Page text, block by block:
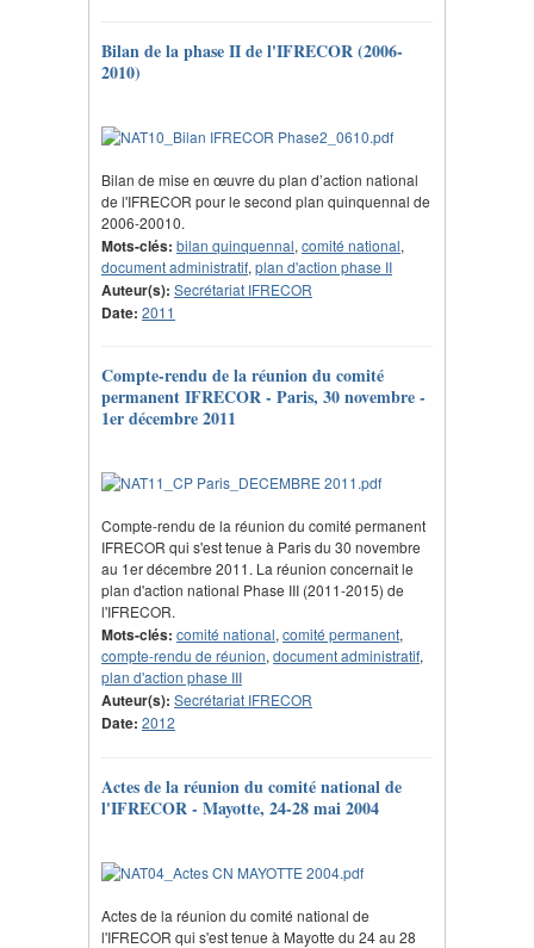
Bilan de la phase II de l'IFRECOR (2006-
2010)
Bilan de mise en œuvre du plan d’action national
de l'IFRECOR pour le second plan quinquennal de
2006-20010.
Mots-clés: bilan quinquennal, comité national,
document administratif, plan d'action phase II
Auteur(s): Secrétariat IFRECOR
Date: 2011
Compte-rendu de la réunion du comité
permanent IFRECOR - Paris, 30 novembre -
1er décembre 2011
Compte-rendu de la réunion du comité permanent
IFRECOR qui s'est tenue à Paris du 30 novembre
au 1er décembre 2011. La réunion concernait le
plan d'action national Phase III (2011-2015) de
l'IFRECOR.
Mots-clés: comité national, comité permanent,
compte-rendu de réunion, document administratif,
plan d'action phase III
Auteur(s): Secrétariat IFRECOR
Date: 2012
Actes de la réunion du comité national de
l'IFRECOR - Mayotte, 24-28 mai 2004
Actes de la réunion du comité national de
l'IFRECOR qui s'est tenue à Mayotte du 24 au 28